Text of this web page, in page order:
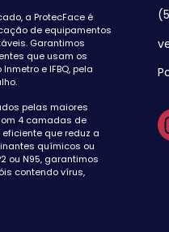
a ProtecFace é
de equipamentos
Garantimos
que usam os
e IFBQ, pela
pelas maiores
4 camadas de
que reduz a
químicos ou
ou N95, garantimos
contendo vírus,